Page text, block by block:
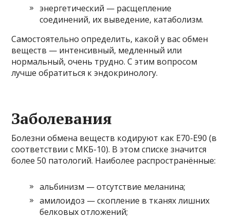
энергетический — расщепление
соединений, их выведение, катаболизм.
Самостоятельно определить, какой у вас обмен
веществ — интенсивный, медленный или
нормальный, очень трудно. С этим вопросом
лучше обратиться к эндокринологу.
Заболевания
Болезни обмена веществ кодируют как Е70-Е90 (в
соответствии с МКБ-10). В этом списке значится
более 50 патологий. Наиболее распространённые:
альбинизм — отсутствие меланина;
амилоидоз — скопление в тканях лишних
белковых отложений;